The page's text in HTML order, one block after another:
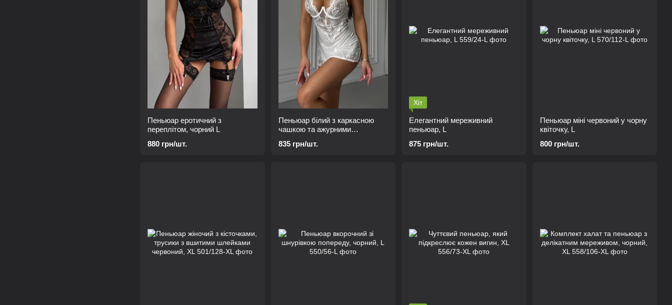
Пеньюар еротичний з
переплітом, чорний L
880 грн/шт.
Пеньюар білий з каркасною
чашкою та ажурними
835 грн/шт.
Хіт
Елегантний мереживний
пеньюар, L
875 грн/шт.
Пеньюар міні червоний у чорну
квіточку, L
800 грн/шт.